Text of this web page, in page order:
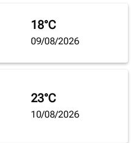
18°C
09/08/2026
23°C
10/08/2026